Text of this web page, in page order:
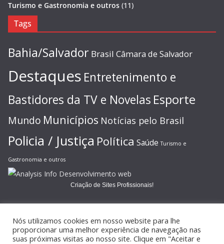
Turismo e Gastronomia e outros (11)
Tags
Bahia/Salvador Brasil Câmara de Salvador
Destaques Entretenimento e
Bastidores da TV e Novelas Esporte
Mundo Municípios Notícias pelo Brasil
Policia / Justiça Política Saúde Turismo e
Gastronomia e outros
Criação de Sites Profissionais!
Nós utilizamos cookies em nosso website para lhe
proporcionar uma melhor experiência de navegação nas
suas próximas visitas ao nosso site. Clique em "Aceitar e